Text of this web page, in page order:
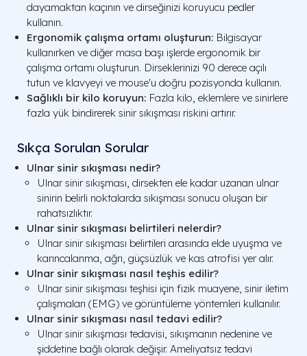
dayamaktan kaçının ve dirseğinizi koruyucu pedler
kullanın.
Ergonomik çalışma ortamı oluşturun: Bilgisayar
kullanırken ve diğer masa başı işlerde ergonomik bir
çalışma ortamı oluşturun. Dirseklerinizi 90 derece açılı
tutun ve klavyeyi ve mouse'u doğru pozisyonda kullanın.
Sağlıklı bir kilo koruyun: Fazla kilo, eklemlere ve sinirlere
fazla yük bindirerek sinir sıkışması riskini artırır.
Sıkça Sorulan Sorular
Ulnar sinir sıkışması nedir?
Ulnar sinir sıkışması, dirsekten ele kadar uzanan ulnar
sinirin belirli noktalarda sıkışması sonucu oluşan bir
rahatsızlıktır.
Ulnar sinir sıkışması belirtileri nelerdir?
Ulnar sinir sıkışması belirtileri arasında elde uyuşma ve
karıncalanma, ağrı, güçsüzlük ve kas atrofisi yer alır.
Ulnar sinir sıkışması nasıl teşhis edilir?
Ulnar sinir sıkışması teşhisi için fizik muayene, sinir iletim
çalışmaları (EMG) ve görüntüleme yöntemleri kullanılır.
Ulnar sinir sıkışması nasıl tedavi edilir?
Ulnar sinir sıkışması tedavisi, sıkışmanın nedenine ve
şiddetine bağlı olarak değişir. Ameliyatsız tedavi